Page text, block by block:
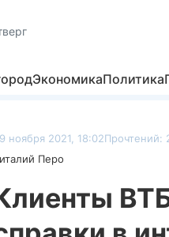
ЭкономикаПолитика
ноября 2021, 18:02Прочтений:
Перо